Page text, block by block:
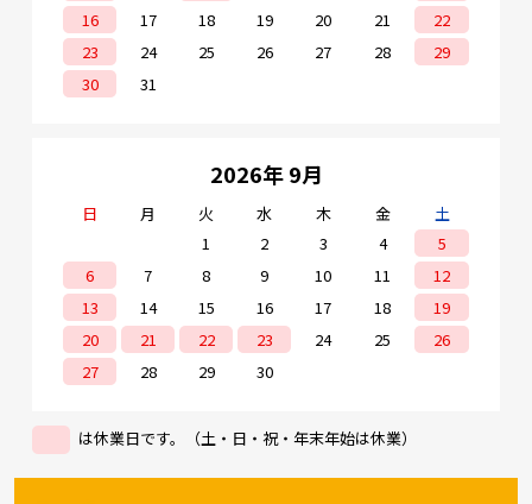
16
17 18 19 20 21
22
23
24 25 26 27 28
29
30
31
2026年 9月
日 月 火 水 木 金
土
1
2 3 4
5
6
7 8 9 10 11
12
13
14 15 16 17 18
19
20
21 22 23 24 25
26
27
28 29 30
は休業日です。（土・日・祝・年末年始は休業）